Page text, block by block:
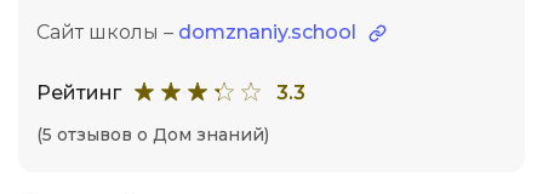
Сайт школы – domznaniy.school
Рейтинг 3.3
(5 отзывов о Дом знаний)